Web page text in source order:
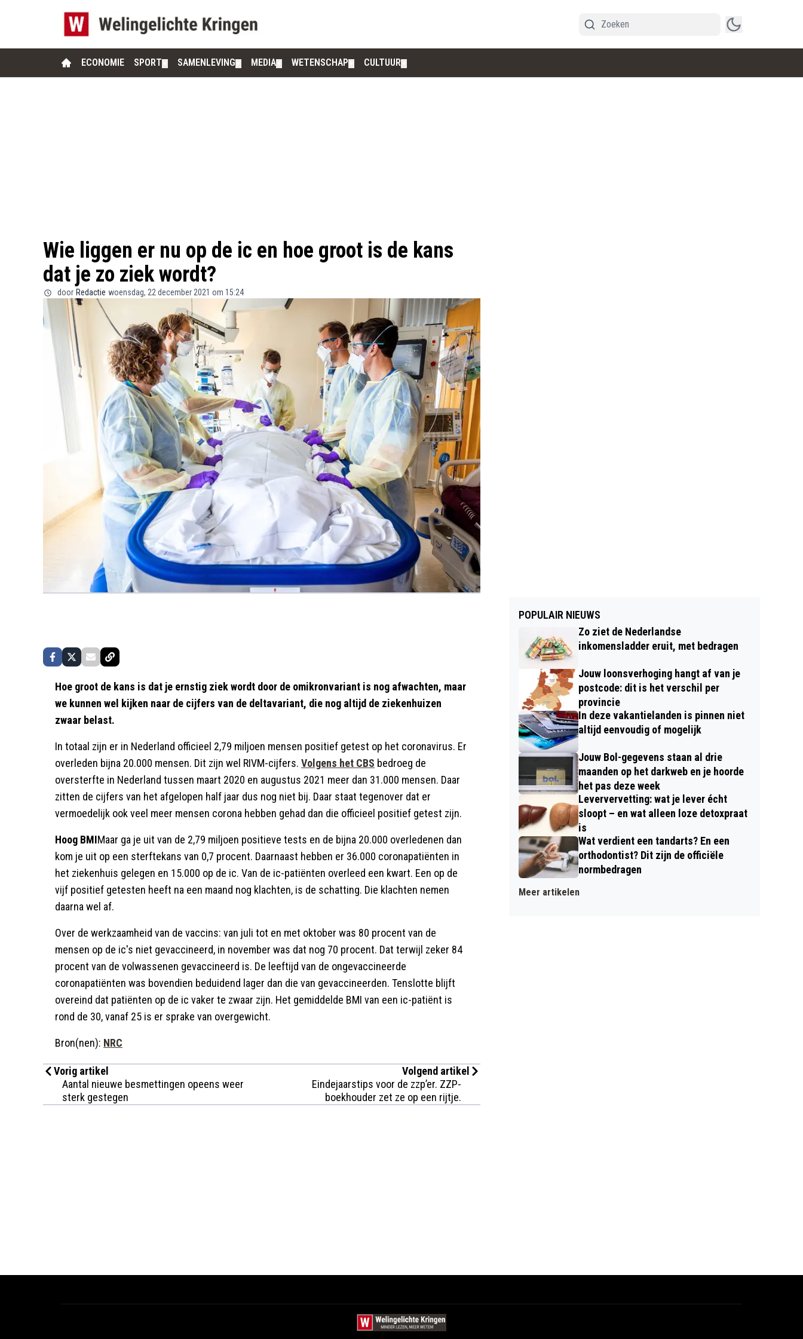
ECONOMIE SPORT SAMENLEVING MEDIA WETENSCHAP CULTUUR
Wie liggen er nu op de ic en hoe groot is de kans
dat je zo ziek wordt?
door Redactie woensdag, 22 december 2021 om 15:24
Hoe groot de kans is dat je ernstig ziek wordt door de omikronvariant is nog afwachten, maar
we kunnen wel kijken naar de cijfers van de deltavariant, die nog altijd de ziekenhuizen
zwaar belast.
In totaal zijn er in Nederland officieel 2,79 miljoen mensen positief getest op het coronavirus. Er
overleden bijna 20.000 mensen. Dit zijn wel RIVM-cijfers. Volgens het CBS bedroeg de
oversterfte in Nederland tussen maart 2020 en augustus 2021 meer dan 31.000 mensen. Daar
zitten de cijfers van het afgelopen half jaar dus nog niet bij. Daar staat tegenover dat er
vermoedelijk ook veel meer mensen corona hebben gehad dan die officieel positief getest zijn.
Hoog BMIMaar ga je uit van de 2,79 miljoen positieve tests en de bijna 20.000 overledenen dan
kom je uit op een sterftekans van 0,7 procent. Daarnaast hebben er 36.000 coronapatiënten in
het ziekenhuis gelegen en 15.000 op de ic. Van de ic-patiënten overleed een kwart. Een op de
vijf positief getesten heeft na een maand nog klachten, is de schatting. Die klachten nemen
daarna wel af.
Over de werkzaamheid van de vaccins: van juli tot en met oktober was 80 procent van de
mensen op de ic's niet gevaccineerd, in november was dat nog 70 procent. Dat terwijl zeker 84
procent van de volwassenen gevaccineerd is. De leeftijd van de ongevaccineerde
coronapatiënten was bovendien beduidend lager dan die van gevaccineerden. Tenslotte blijft
overeind dat patiënten op de ic vaker te zwaar zijn. Het gemiddelde BMI van een ic-patiënt is
rond de 30, vanaf 25 is er sprake van overgewicht.
Bron(nen): NRC
Vorig artikel
Aantal nieuwe besmettingen opeens weer
sterk gestegen
Volgend artikel
Eindejaarstips voor de zzp’er. ZZP-
boekhouder zet ze op een rijtje.
POPULAIR NIEUWS
Zo ziet de Nederlandse
inkomensladder eruit, met bedragen
Jouw loonsverhoging hangt af van je
postcode: dit is het verschil per
provincie
In deze vakantielanden is pinnen niet
altijd eenvoudig of mogelijk
Jouw Bol-gegevens staan al drie
maanden op het darkweb en je hoorde
het pas deze week
Leververvetting: wat je lever écht
sloopt – en wat alleen loze detoxpraat
is
Wat verdient een tandarts? En een
orthodontist? Dit zijn de officiële
normbedragen
Meer artikelen